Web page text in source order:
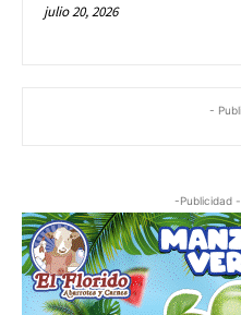
julio 20, 2026
-
-Publicidad -